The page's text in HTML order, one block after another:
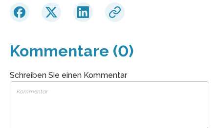
Kommentare (0)
Schreiben Sie einen Kommentar